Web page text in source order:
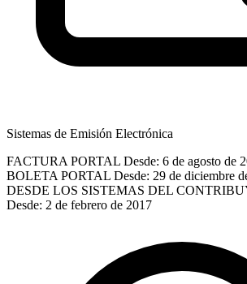
Sistemas de Emisión Electrónica
FACTURA PORTAL Desde: 6 de agosto de
BOLETA PORTAL Desde: 29 de diciembre
DESDE LOS SISTEMAS DEL
Desde: 2 de febrero de 2017